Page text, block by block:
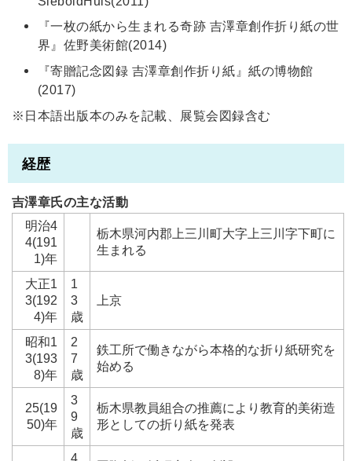
『一枚の紙から生まれる奇跡 吉澤章創作折り紙の世
界』佐野美術館(2014)
『寄贈記念図録 吉澤章創作折り紙』紙の博物館
(2017)
※日本語出版本のみを記載、展覧会図録含む
経歴
吉澤章氏の主な活動
明治4
4(191
1)年
栃木県河内郡上三川町大字上三川字下町に
生まれる
大正1
3(192
4)年
1
3
歳
上京
昭和1
3(193
8)年
2
7
歳
鉄工所で働きながら本格的な折り紙研究を
始める
25(19
50)年
3
9
歳
栃木県教員組合の推薦により教育的美術造
形としての折り紙を発表
4